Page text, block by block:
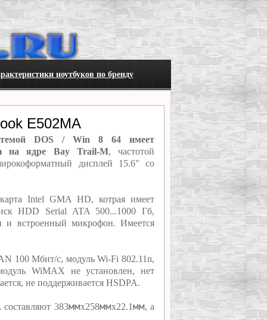
ноутбуков по бренду
E502MA
DOS / Win 8 64 имеет
на ядре Bay Trail-M, частотой
дисплей 15.6" со
Intel GMA HD, котрая имеет
HDD Serial ATA 500...1000 Гб,
и встроенный микрофон. Имеется
100 Мбит/с, модуль Wi-Fi 802.11n,
WiMAX не установлен, нет
не поддерживается HSDPA.
383ммх258ммх22.1мм, а